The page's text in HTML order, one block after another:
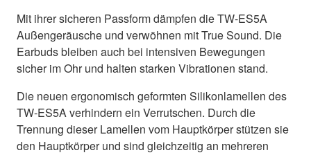
Mit ihrer sicheren Passform dämpfen die TW-ES5A
Außengeräusche und verwöhnen mit True Sound. Die
Earbuds bleiben auch bei intensiven Bewegungen
sicher im Ohr und halten starken Vibrationen stand.
Die neuen ergonomisch geformten Silikonlamellen des
TW-ES5A verhindern ein Verrutschen. Durch die
Trennung dieser Lamellen vom Hauptkörper stützen sie
den Hauptkörper und sind gleichzeitig an mehreren